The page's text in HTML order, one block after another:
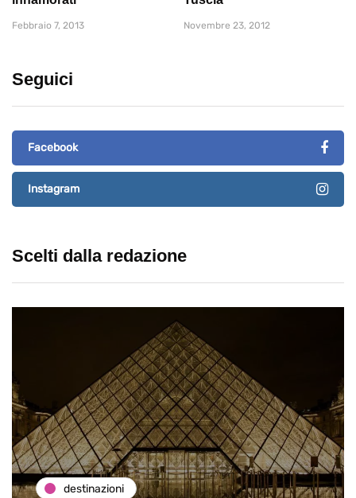
Febbraio 7, 2013 Novembre 23, 2012
Seguici
Facebook
Instagram
Scelti dalla redazione
destinazioni